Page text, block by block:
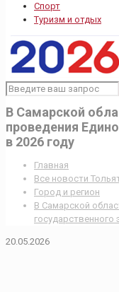
Спорт
Туризм и отдых
В Самарской
проведения
в 2026 году
Главная
Все новости
Город и регион
В Самарской
государственного
20.05.2026